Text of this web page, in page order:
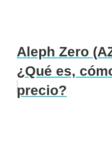
Aleph Zero
¿Qué es,
precio?